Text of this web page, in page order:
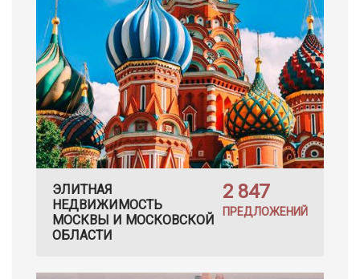
ЭЛИТНАЯ
НЕДВИЖИМОСТЬ
МОСКВЫ И МОСКОВСКОЙ
ОБЛАСТИ
2 847
ПРЕДЛОЖЕНИЙ